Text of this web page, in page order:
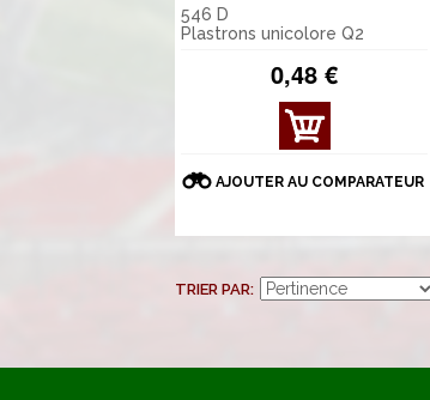
546 D
Plastrons unicolore Q2
0,48 €
AFFI
CHE
DÉT
AJOUTER AU COMPARATEUR
TRIER PAR